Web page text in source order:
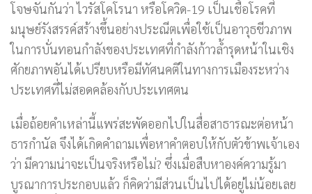
โจษจันกันว่า ไวรัสโคโรนา หรือโควิด-19 เป็นเชื้อโรคที่
มนุษย์รังสรรค์สร้างขึ้นอย่างประณีตเพื่อใช้เป็นอาวุธชีวภาพ
ในการบั่นทอนกำลังของประเทศที่กำลังก้าวล้ำรุดหน้าในเชิง
ศักยภาพอันได้เปรียบหรือมีทัศนคติในทางการเมืองระหว่าง
ประเทศที่ไม่สอดคล้องกับประเทศตน
เมื่อถ้อยคำเหล่านี้แพร่สะพัดออกไปในสื่อสาธารณะต่อหน้า
ธารกำนัล จึงได้เกิดคำถามเพื่อหาคำตอบให้กับตัวข้าพเจ้าเอง
ว่า มีความน่าจะเป็นจริงหรือไม่? ซึ่งเมื่อสืบหาองค์ความรู้มา
บูรณาการประกอบแล้ว ก็คิดว่ามีส่วนเป็นไปได้อยู่ไม่น้อยเลย